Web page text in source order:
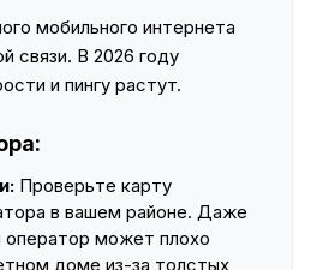
мобильного интернета
связи. В 2026 году
и пингу растут.
Проверьте карту
в вашем районе. Даже
может плохо
доме из-за толстых